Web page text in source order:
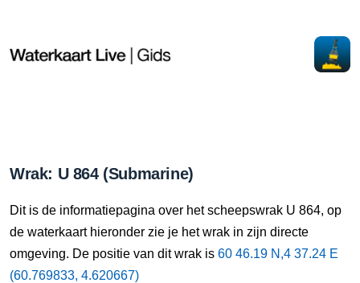
Wrak: U 864 (Submarine)
Dit is de informatiepagina over het scheepswrak U 864, op
de waterkaart hieronder zie je het wrak in zijn directe
omgeving. De positie van dit wrak is 60 46.19 N,4 37.24 E
(60.769833, 4.620667)